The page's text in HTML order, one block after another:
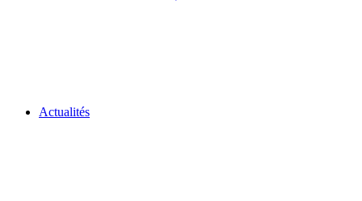
Actualités